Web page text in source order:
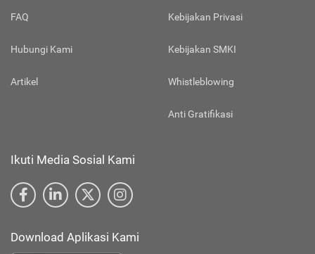
FAQ
Hubungi Kami
Artikel
Kebijakan Privasi
Kebijakan SMKI
Whistleblowing
Anti Gratifikasi
Ikuti Media Sosial Kami
Download Aplikasi Kami